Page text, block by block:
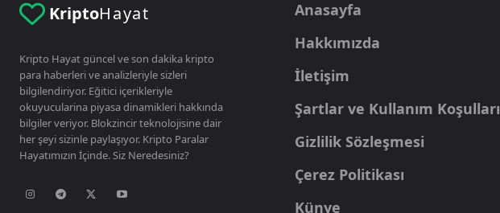
KriptoHayat
Kripto Hayat güncel ve son dakika kripto
para haberleri ve analizleriyle sizleri
bilgilendiriyor. Eğitici içerikleriyle
okuyucularina piyasa dinamikleri hakkında
bilgiler veriyor. Blokzincir teknolojisine dair
her şeyi sizinle paylaşıyor. Kripto Paralar
Hayatımızın İçinde. Siz Neredesiniz?
Anasayfa
Hakkımızda
İletişim
Şartlar ve Kullanım Koşulları
Gizlilik Sözleşmesi
Çerez Politikası
Künye